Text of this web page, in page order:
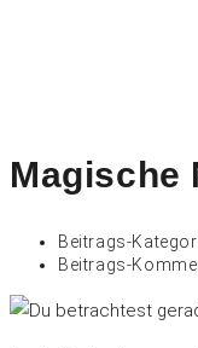
Magische
Beitrags-
Beitrags-